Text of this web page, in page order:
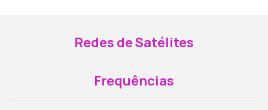
Redes de Satélites
Frequências